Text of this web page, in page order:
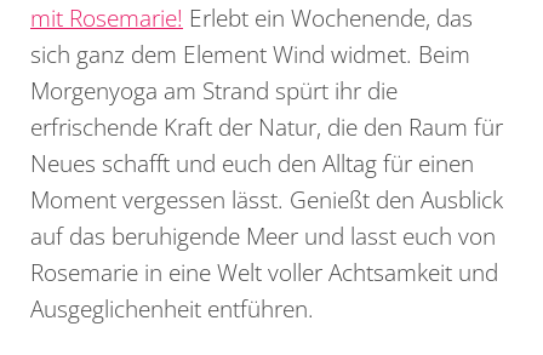
mit Rosemarie! Erlebt ein Wochenende, das
sich ganz dem Element Wind widmet. Beim
Morgenyoga am Strand spürt ihr die
erfrischende Kraft der Natur, die den Raum für
Neues schafft und euch den Alltag für einen
Moment vergessen lässt. Genießt den Ausblick
auf das beruhigende Meer und lasst euch von
Rosemarie in eine Welt voller Achtsamkeit und
Ausgeglichenheit entführen.